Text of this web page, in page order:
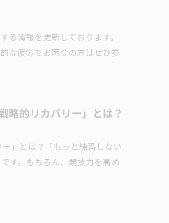
情報を更新しております。
な疲労でお困りの方はぜひ参
略的リカバリー」とは？
」とは？「もっと練習しない
す。もちろん、競技力を高め